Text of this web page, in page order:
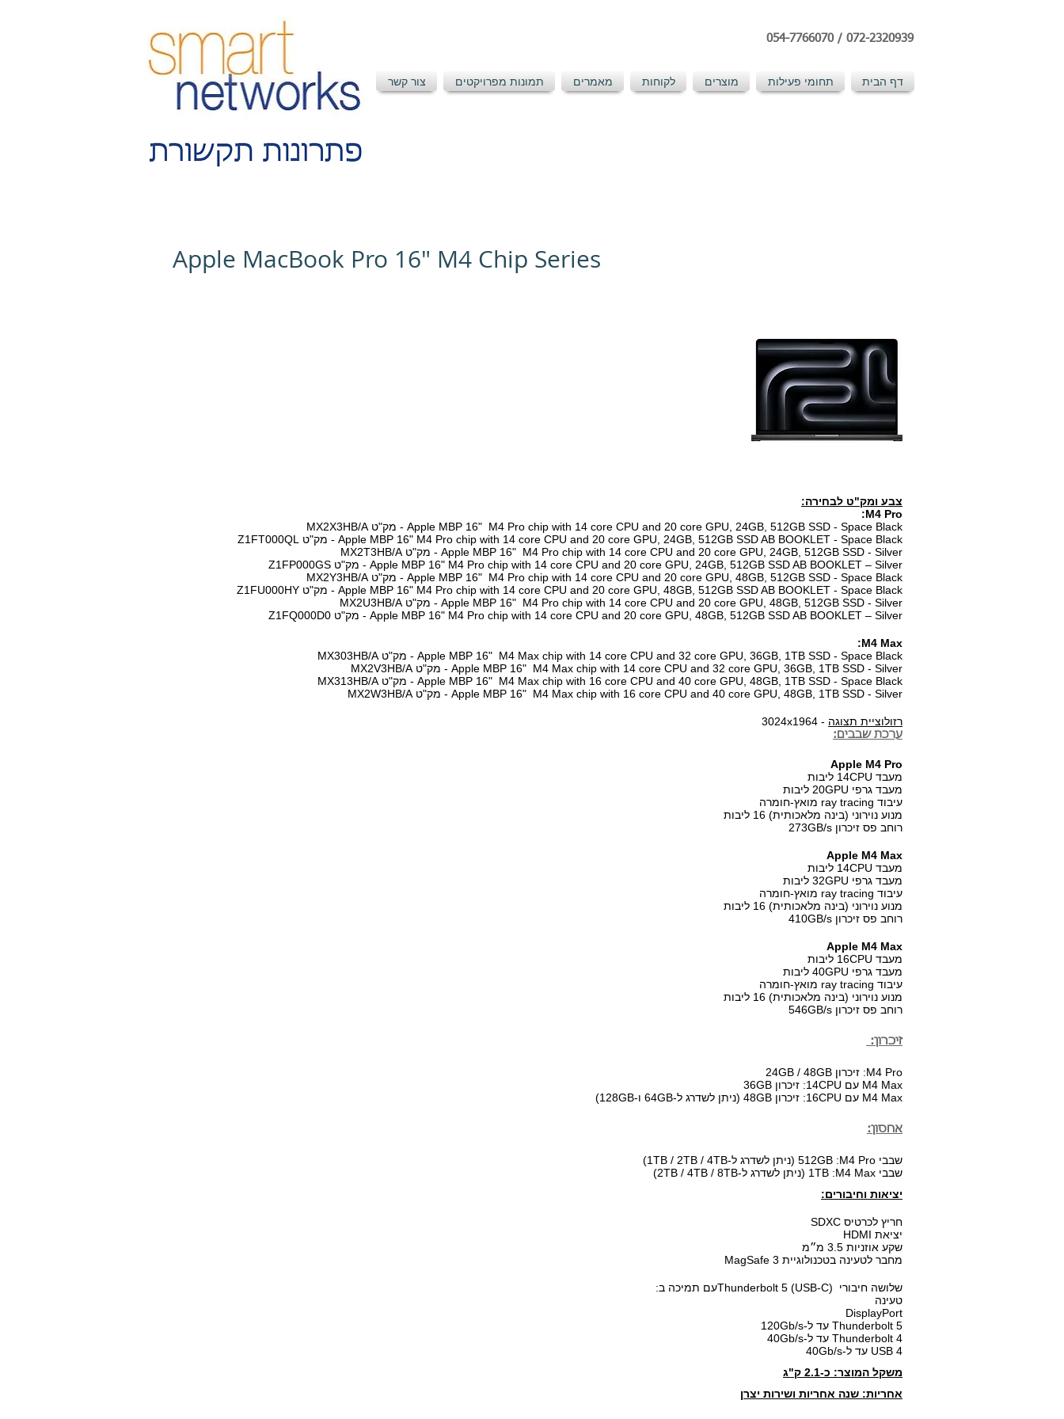
072-2320939
/
054-7766070
צור קשר תמונות מפרויקטים מאמרים לקוחות מוצרים תחומי פעילות דף הבית
Apple MacBook Pro 16" M4 Chip Series
צבע ומק"ט לבחירה:
M4 Pro:
Apple MBP 16" M4 Pro chip with 14 core CPU and 20 core GPU, 24GB, 512GB SSD - Space Black - מק"ט MX2X3HB/A
Apple MBP 16" M4 Pro chip with 14 core CPU and 20 core GPU, 24GB, 512GB SSD AB BOOKLET - Space Black - מק"ט Z1FT000QL
Apple MBP 16" M4 Pro chip with 14 core CPU and 20 core GPU, 24GB, 512GB SSD - Silver - מק"ט MX2T3HB/A
Apple MBP 16" M4 Pro chip with 14 core CPU and 20 core GPU, 24GB, 512GB SSD AB BOOKLET – Silver - מק"ט Z1FP000GS
Apple MBP 16" M4 Pro chip with 14 core CPU and 20 core GPU, 48GB, 512GB SSD - Space Black - מק"ט MX2Y3HB/A
Apple MBP 16" M4 Pro chip with 14 core CPU and 20 core GPU, 48GB, 512GB SSD AB BOOKLET - Space Black - מק"ט Z1FU000HY
Apple MBP 16" M4 Pro chip with 14 core CPU and 20 core GPU, 48GB, 512GB SSD - Silver - מק"ט MX2U3HB/A
Apple MBP 16" M4 Pro chip with 14 core CPU and 20 core GPU, 48GB, 512GB SSD AB BOOKLET – Silver - מק"ט Z1FQ000D0
M4 Max:
Apple MBP 16" M4 Max chip with 14 core CPU and 32 core GPU, 36GB, 1TB SSD - Space Black - מק"ט MX303HB/A
Apple MBP 16" M4 Max chip with 14 core CPU and 32 core GPU, 36GB, 1TB SSD - Silver - מק"ט MX2V3HB/A
Apple MBP 16" M4 Max chip with 16 core CPU and 40 core GPU, 48GB, 1TB SSD - Space Black - מק"ט MX313HB/A
Apple MBP 16" M4 Max chip with 16 core CPU and 40 core GPU, 48GB, 1TB SSD - Silver - מק"ט MX2W3HB/A
רזולוציית תצוגה - 3024x1964
ערכת שבבים:
Apple M4 Pro
מעבד 14CPU ליבות
מעבד גרפי 20GPU ליבות
עיבוד ray tracing מואץ-חומרה
מנוע נוירוני (בינה מלאכותית) 16 ליבות
רוחב פס זיכרון 273GB/s
Apple M4 Max
מעבד 14CPU ליבות
מעבד גרפי 32GPU ליבות
עיבוד ray tracing מואץ-חומרה
מנוע נוירוני (בינה מלאכותית) 16 ליבות
רוחב פס זיכרון 410GB/s
Apple M4 Max
מעבד 16CPU ליבות
מעבד גרפי 40GPU ליבות
עיבוד ray tracing מואץ-חומרה
מנוע נוירוני (בינה מלאכותית) 16 ליבות
רוחב פס זיכרון 546GB/s
זיכרון:
M4 Pro: זיכרון 24GB / 48GB
M4 Max עם 14CPU: זיכרון 36GB
M4 Max עם 16CPU: זיכרון 48GB (ניתן לשדרג ל-64GB ו-128GB)
אחסון:
שבבי 512GB :M4 Pro (ניתן לשדרג ל-1TB / 2TB / 4TB)
שבבי 1TB :M4 Max (ניתן לשדרג ל-2TB / 4TB / 8TB)
יציאות וחיבורים:
חריץ לכרטיס SDXC
יציאת HDMI
שקע אוזניות 3.5 מ״מ
מחבר לטעינה בטכנולוגיית MagSafe 3
שלושה חיבורי (USB-C) Thunderbolt 5עם תמיכה ב:
טעינה
DisplayPort
Thunderbolt 5 עד ל-120Gb/s
Thunderbolt 4 עד ל-40Gb/s
USB 4 עד ל-40Gb/s
משקל המוצר: כ-2.1 ק"ג
אחריות: שנה אחריות ושירות יצרן